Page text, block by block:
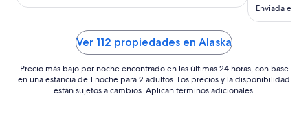
Enviada el 5
Ver 112 propiedades en Alaska
Precio más bajo por noche encontrado en las últimas 24 horas, con base
en una estancia de 1 noche para 2 adultos. Los precios y la disponibilidad
están sujetos a cambios. Aplican términos adicionales.